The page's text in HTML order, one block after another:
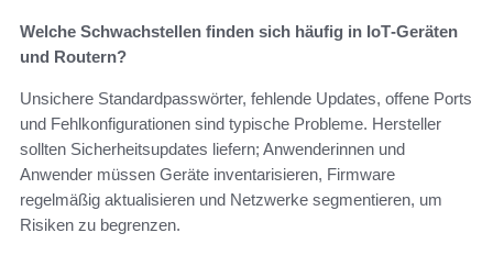
Welche Schwachstellen finden sich häufig in IoT‑Geräten
und Routern?
Unsichere Standardpasswörter, fehlende Updates, offene Ports
und Fehlkonfigurationen sind typische Probleme. Hersteller
sollten Sicherheitsupdates liefern; Anwenderinnen und
Anwender müssen Geräte inventarisieren, Firmware
regelmäßig aktualisieren und Netzwerke segmentieren, um
Risiken zu begrenzen.